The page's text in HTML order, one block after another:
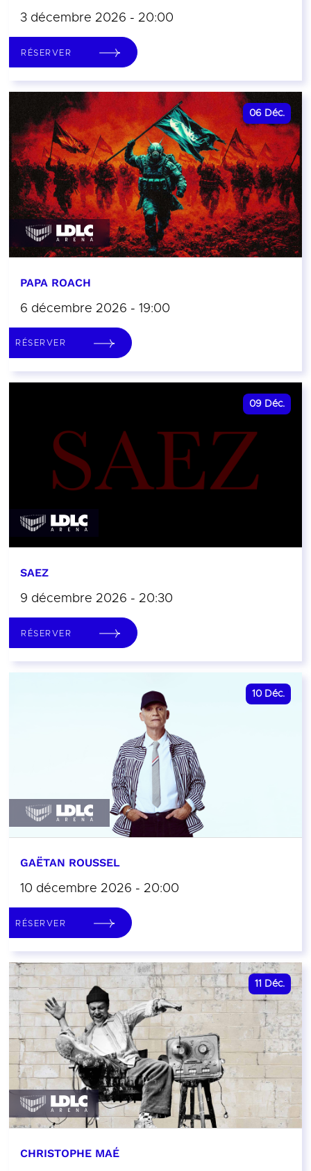
3 décembre 2026 - 20:00
RÉSERVER
06 Déc.
PAPA ROACH
6 décembre 2026 - 19:00
RÉSERVER
09 Déc.
SAEZ
9 décembre 2026 - 20:30
RÉSERVER
10 Déc.
GAËTAN ROUSSEL
10 décembre 2026 - 20:00
RÉSERVER
11 Déc.
CHRISTOPHE MAÉ